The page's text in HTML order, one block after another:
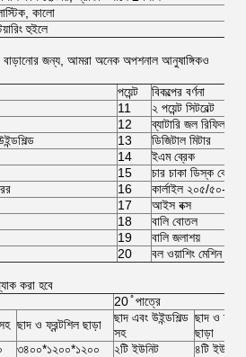
কালো
হুইলে
বাড়ানোর জন্য, আমরা অনেক অপশনাল আনুষাঙ্গিকও
পয়েন্ট
বিকল্পের বর্ণনা
11
২ পয়েন্ট সিটবেল্ট
12
ব্যাটারি জল রিফিল
13
ডিজিটাল মিটার
14
ইএম ব্রেক
15
চার চাকা ডিস্ক ব্রেক
16
কার্লাইল ২০৫/৫০-১০
17
আইস বক্স
18
বালি বোতল
19
বালি জলাশয়
20
বল ওয়াশিং মেশিন
করা হবে
20 ̊ পাত্রে
ছাদ ও ফ্রন্টশিল ছাড়া
ছাদ এবং উইন্ডশিল্ড
সহ
ছাদ ও
ছাড়া
৩৪০০*১২০০*১২০০ ২টি ইউনিট
৪টি ইউনিট